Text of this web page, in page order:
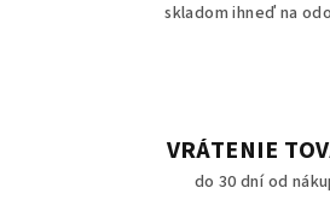
skladom ihneď na
VRÁTENIE
do 30 dní od